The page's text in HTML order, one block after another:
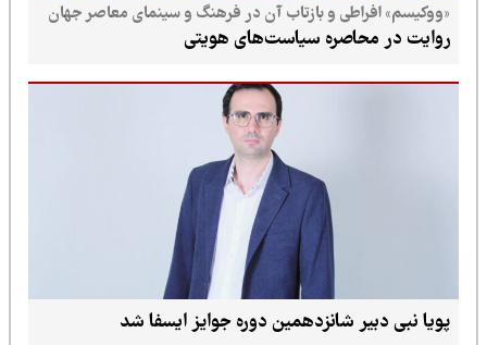
«ووکیسم» افراطی و بازتاب آن در فرهنگ و سینمای معاصر جهان
روایت در محاصره سیاست‌های هویتی
پویا نبی دبیر شانزدهمین دوره جوایز ایسفا شد